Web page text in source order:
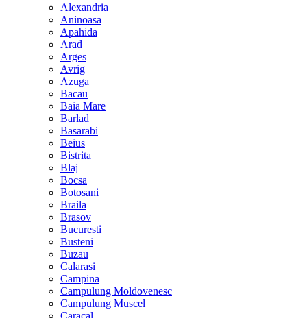
Alexandria
Aninoasa
Apahida
Arad
Arges
Avrig
Azuga
Bacau
Baia Mare
Barlad
Basarabi
Beius
Bistrita
Blaj
Bocsa
Botosani
Braila
Brasov
Bucuresti
Busteni
Buzau
Calarasi
Campina
Campulung Moldovenesc
Campulung Muscel